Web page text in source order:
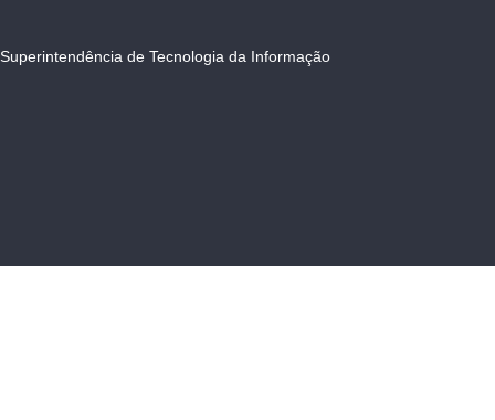
Superintendência de Tecnologia da Informação